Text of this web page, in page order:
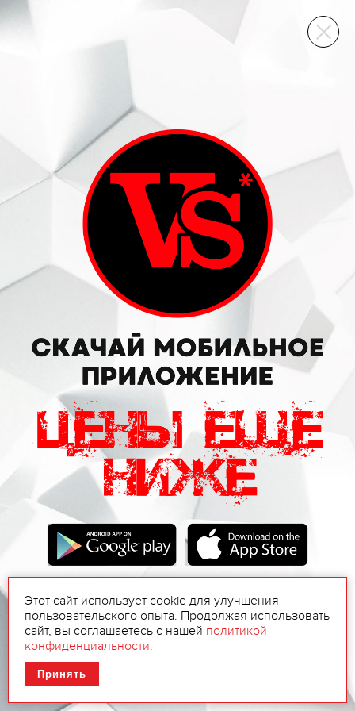
ВИННЫЙ СКЛАД
Этот сайт использует cookie для улучшения
пользовательского опыта. Продолжая использовать
сайт, вы соглашаетесь с нашей политикой
конфиденциальности.
Принять